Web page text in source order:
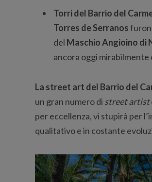
Torri del Barrio del
Torres de Serranos
del Maschio Angioino di
ancora oggi mirabilmente
La street art del Barrio del
un gran numero di street artist
per eccellenza, vi stupirà per
qualitativo e in costante